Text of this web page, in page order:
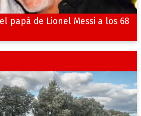
papá de Lionel Messi a los 68